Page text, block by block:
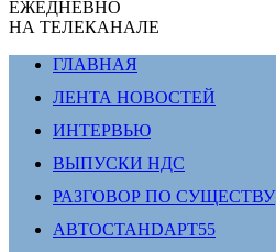
ЕЖЕДНЕВНО
НА ТЕЛЕКАНАЛЕ
ГЛАВНАЯ
ЛЕНТА НОВОСТЕЙ
ИНТЕРВЬЮ
ВЫПУСКИ НДС
РАЗГОВОР ПО СУЩЕСТВУ
АВТОСТАНDАРТ55